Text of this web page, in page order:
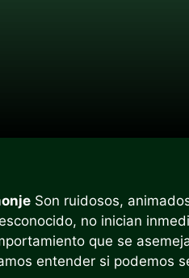
Son ruidosos,
no inician
que se
entender si podemos